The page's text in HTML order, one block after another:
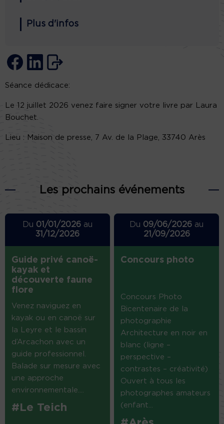
Plus d'infos
Séance dédicace:
Le 12 juillet 2026 venez faire signer votre livre par Laura
Bouchet.
Lieu : Maison de presse, 7 Av. de la Plage, 33740 Arès
Les prochains événements
Du 01/01/2026au
31/12/2026
Guide privé canoë-
kayak et
découverte faune
flore
Venez naviguez en
kayak ou en canoë sur
la Leyre et le bassin
d’Arcachon avec un
guide professionnel.
Balade sur mesure avec
une approche
environnementale....
#Le Teich
Du 09/06/2026 au
21/09/2026
Concours photo
Concours Photo
Bicentenaire de la
photographie
Architecture en noir en
blanc (ligne –
perspective –
contrastes – créativité)
Ouvert à tous les
photographes amateurs
(enfant...